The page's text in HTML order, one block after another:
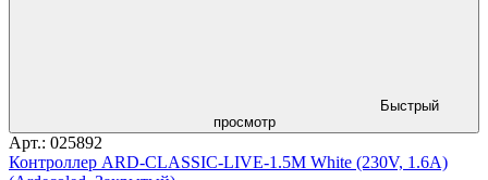
Быстрый
просмотр
Арт.: 025892
Контроллер ARD-CLASSIC-LIVE-1.5M White (230V, 1.6A)